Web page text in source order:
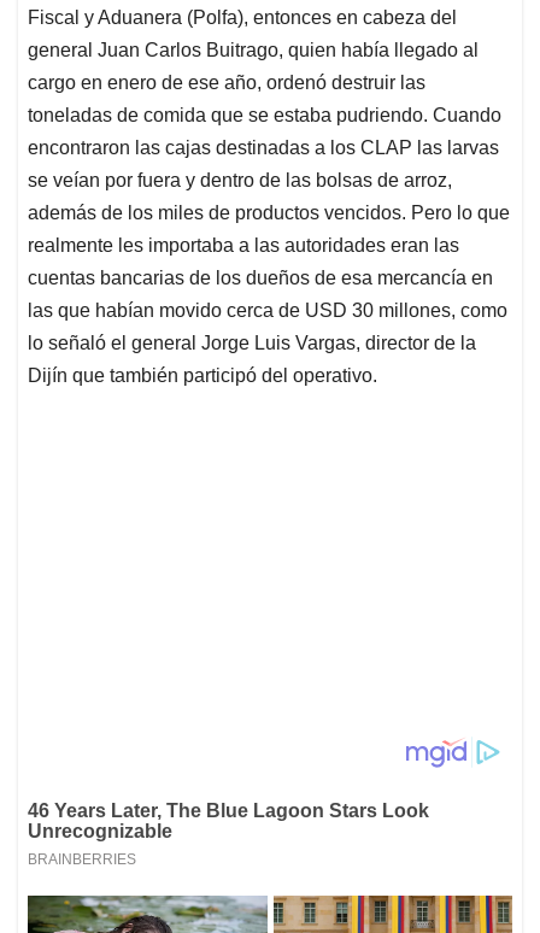
Fiscal y Aduanera (Polfa), entonces en cabeza del
general Juan Carlos Buitrago, quien había llegado al
cargo en enero de ese año, ordenó destruir las
toneladas de comida que se estaba pudriendo. Cuando
encontraron las cajas destinadas a los CLAP las larvas
se veían por fuera y dentro de las bolsas de arroz,
además de los miles de productos vencidos. Pero lo que
realmente les importaba a las autoridades eran las
cuentas bancarias de los dueños de esa mercancía en
las que habían movido cerca de USD 30 millones, como
lo señaló el general Jorge Luis Vargas, director de la
Dijín que también participó del operativo.